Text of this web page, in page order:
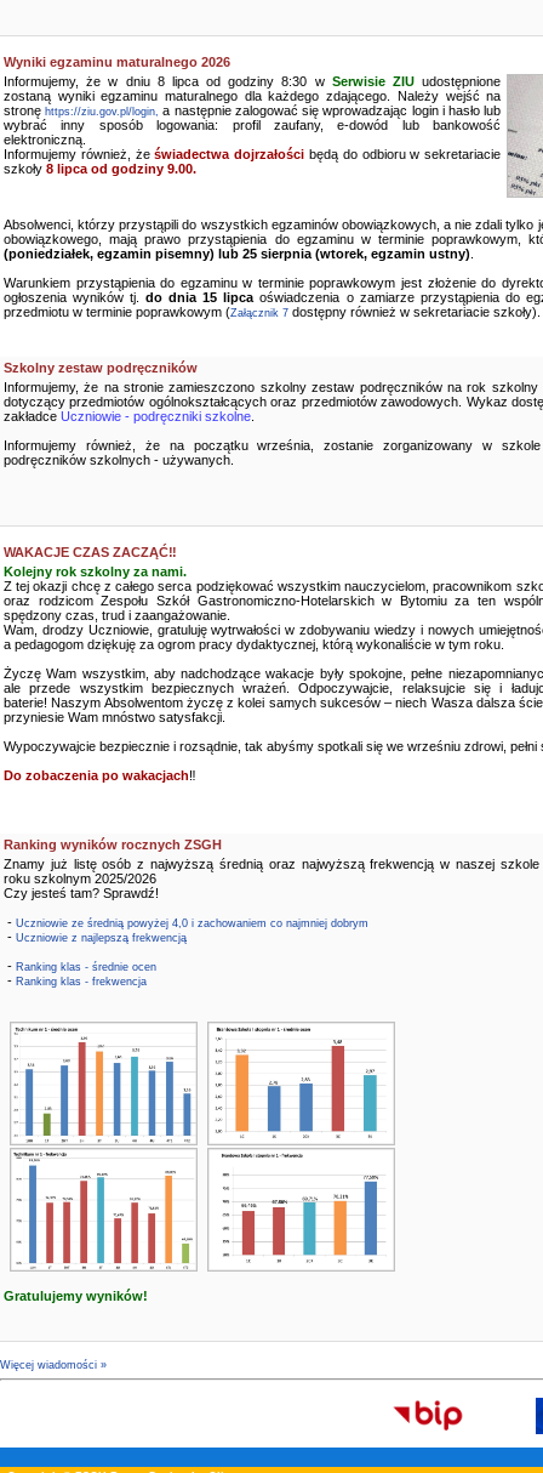
Wyniki egzaminu maturalnego 2026
Informujemy, że w dniu 8 lipca od godziny 8:30 w Serwisie ZIU udostępnione
zostaną wyniki egzaminu maturalnego dla każdego zdającego. Należy wejść na
stronęhttps://ziu.gov.pl/login, a następnie zalogować się wprowadzając login i hasło lub
wybrać inny sposób logowania: profil zaufany, e-dowód lub bankowość
elektroniczną.
Informujemy również, żeświadectwa dojrzałości będą do odbioru w sekretariacie
szkoły 8 lipca od godziny 9.00.
Absolwenci, którzy przystąpili do wszystkich egzaminów obowiązkowych, a nie zdali tylko
obowiązkowego, mają prawo przystąpienia do egzaminu w terminie poprawkowym,
(poniedziałek, egzamin pisemny) lub 25 sierpnia (wtorek, egzamin ustny)
Warunkiem przystąpienia do egzaminu w terminie poprawkowym jest złożenie do
ogłoszenia wyników tj.do dnia 15 lipca oświadczenia o zamiarze przystąpienia do
przedmiotu w terminie poprawkowym (Załącznik 7 dostępny również w sekretariacie szkoły).
Szkolny zestaw podręczników
Informujemy, że na stronie zamieszczono szkolny zestaw podręczników na rok szkolny
dotyczący przedmiotów ogólnokształcących oraz przedmiotów zawodowych. Wykaz
zakładce Uczniowie - podręczniki szkolne
Informujemy również, że na początku września, zostanie zorganizowany w
podręczników szkolnych - używanych.
WAKACJE CZAS ZACZĄĆ‼️
Kolejny rok szkolny za nami.
Z tej okazji chcę z całego serca podziękować wszystkim nauczycielom, pracownikom
oraz rodzicom Zespołu Szkół Gastronomiczno-Hotelarskich w Bytomiu za ten
spędzony czas, trud i zaangażowanie.
Wam, drodzy Uczniowie, gratuluję wytrwałości w zdobywaniu wiedzy i nowych
a pedagogom dziękuję za ogrom pracy dydaktycznej, którą wykonaliście w tym roku.
Życzę Wam wszystkim, aby nadchodzące wakacje były spokojne, pełne
ale przede wszystkim bezpiecznych wrażeń. Odpoczywajcie, relaksujcie się i
baterie! Naszym Absolwentom życzę z kolei samych sukcesów – niech Wasza dalsza
przyniesie Wam mnóstwo satysfakcji.
Wypoczywajcie bezpiecznie i rozsądnie, tak abyśmy spotkali się we wrześniu zdrowi, pełni
Do zobaczenia po wakacjach‼️
Ranking wyników rocznych ZSGH
Znamy już listę osób z najwyższą średnią oraz najwyższą frekwencją w naszej szkole
roku szkolnym 2025/2026
Czy jesteś tam? Sprawdź!
- Uczniowie ze średnią powyżej 4,0 i zachowaniem co najmniej dobrym
- Uczniowie z najlepszą frekwencją
- Ranking klas - średnie ocen
- Ranking klas - frekwencja
Gratulujemy wyników!
Więcej wiadomości »